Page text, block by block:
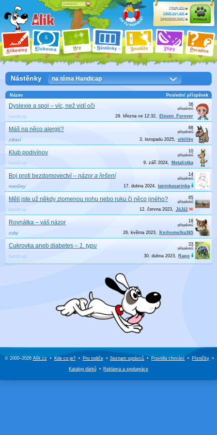
Alíkoviny Klubovna Hry Nástěnky Soutěže Vtipy Poradna
Výhody účtu
Založit nový účet
Zapomenuté heslo?
Přihlásit
Nástěnky na téma Handicap
Název Poslední příspěvek
handicap
Dyslexie a spol – víc, než vidí oči 36
Eleven_Forever
29. března ve 12:32
zdraví
Máš na něco alergii? 88
vikiliky
3. listopadu 2025
handicap
Klub podivínov 10
Metalistka
9. září 2024
menšiny
Boj proti bezdomovectví– názor a řešení 14
taninkasarinka
17. dubna 2024
handicap
Měli jste už někdy zlomenou nohu nebo ruku či něco jiného? 65
JáJá1
12. června 2023
zuby
Rovnátka – váš názor 18
Knihomolka365
26. května 2023
handicap
Cukrovka aneb diabetes– 1. typu 33
Rapo
30. dubna 2023
© 2000–2026Alík.cz • Kde co je? • Pro rodiče • Seznam správců • Pravidla chování • Písničky •
Katalog dárků • Reklama aspolupráce